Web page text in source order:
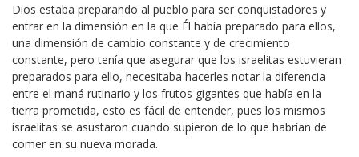
Dios estaba preparando al pueblo para ser conquistadores y
entrar en la dimensión en la que Él había preparado para ellos,
una dimensión de cambio constante y de crecimiento
constante, pero tenía que asegurar que los israelitas estuvieran
preparados para ello, necesitaba hacerles notar la diferencia
entre el maná rutinario y los frutos gigantes que había en la
tierra prometida, esto es fácil de entender, pues los mismos
israelitas se asustaron cuando supieron de lo que habrían de
comer en su nueva morada.